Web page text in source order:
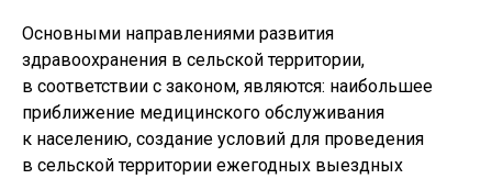
Основными направлениями развития
здравоохранения в сельской территории,
в соответствии с законом, являются: наибольшее
приближение медицинского обслуживания
к населению, создание условий для проведения
в сельской территории ежегодных выездных